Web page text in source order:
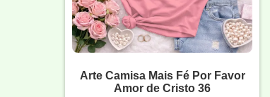
Arte Camisa Mais Fé Por Favor
Amor de Cristo 36